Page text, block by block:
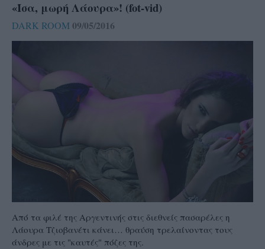
«Ίσα, μωρή Λάουρα»! (fot-vid)
DARK ROOM 09/05/2016
Από τα φιλέ της Αργεντινής στις διεθνείς πασαρέλες η
Λάουρα Τζιοβανέτι κάνει… θραύση τρελαίνοντας τους
άνδρες με τις "καυτές" πόζες της.